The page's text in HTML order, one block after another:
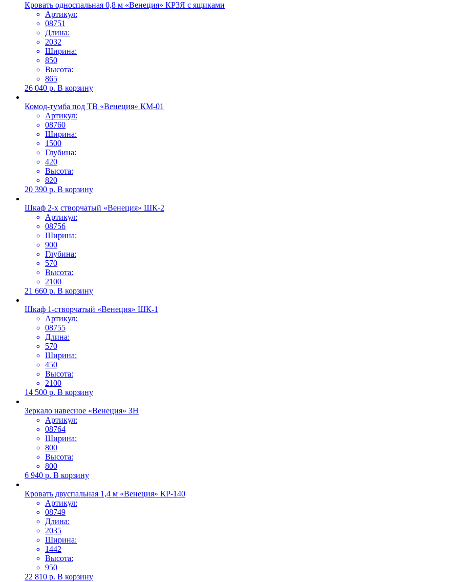
Кровать односпальная 0,8 м «Венеция» КР3Я с ящиками
Артикул:
08751
Длина:
2032
Ширина:
850
Высота:
865
26 040 р. В корзину
Комод-тумба под ТВ «Венеция» КМ-01
Артикул:
08760
Ширина:
1500
Глубина:
420
Высота:
820
20 390 р. В корзину
Шкаф 2-х створчатый «Венеция» ШК-2
Артикул:
08756
Ширина:
900
Глубина:
570
Высота:
2100
21 660 р. В корзину
Шкаф 1-створчатый «Венеция» ШК-1
Артикул:
08755
Длина:
570
Ширина:
450
Высота:
2100
14 500 р. В корзину
Зеркало навесное «Венеция» ЗН
Артикул:
08764
Ширина:
800
Высота:
800
6 940 р. В корзину
Кровать двуспальная 1,4 м «Венеция» КР-140
Артикул:
08749
Длина:
2035
Ширина:
1442
Высота:
950
22 810 р. В корзину